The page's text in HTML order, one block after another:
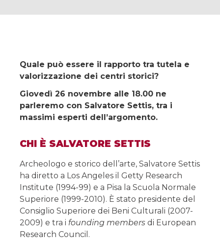
Quale può essere il rapporto tra tutela e
valorizzazione dei centri storici?
Giovedì 26 novembre alle 18.00 ne
parleremo con Salvatore Settis, tra i
massimi esperti dell’argomento.
CHI È SALVATORE SETTIS
Archeologo e storico dell’arte, Salvatore Settis
ha diretto a Los Angeles il Getty Research
Institute (1994-99) e a Pisa la Scuola Normale
Superiore (1999-2010). È stato presidente del
Consiglio Superiore dei Beni Culturali (2007-
2009) e tra i founding members di European
Research Council.